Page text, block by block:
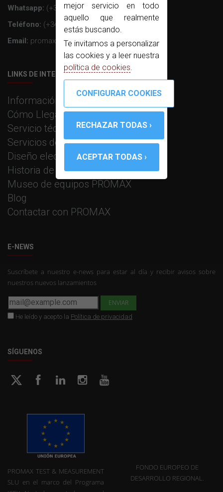
mejor servicio en todo
aquello que realmente
estás buscando.
Te invitamos a personalizar
las cookies y a leer nuestra
política de cookies
Whatsapp: (+34) 607 26 65 32
Teléfono: (+34) 931 847 700
Email: promax@promax.es
LINKS DE INTERÉS
Información corporativa
Cómo Llegar
Servicio técnico
Servicios de fabricación
Diseño electrónico e I+D
Historia de PROMAX
Museo de equipos PROMAX
Blog
Contactar con PROMAX
E-NEWS
Suscríbete a nuestro e-news para estar al día y recibir avisos sobre
nuestros nuevos lanzamientos
He leído y acepto la Política de privacidad
SÍGUENOS
PROMAX TEST & MEASUREMENT
SLU en el marco del Programa
FONDO EUROPEO DE
DESARROLLO REGIONAL.